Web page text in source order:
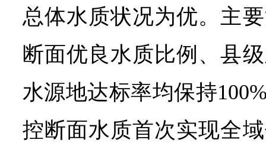
总体水质状况为优。主
断面优良水质比例、县
水源地达标率均保持
控断面水质首次实现全